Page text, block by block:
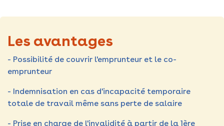
Les avantages
- Possibilité de couvrir l'emprunteur et le co-
emprunteur
- Indemnisation en cas d'incapacité temporaire
totale de travail même sans perte de salaire
- Prise en charge de l'invalidité à partir de la 1ère